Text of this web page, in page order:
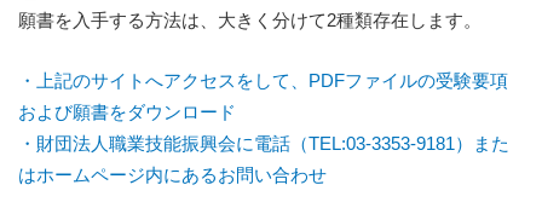
願書を入手する方法は、大きく分けて2種類存在します。
・上記のサイトへアクセスをして、PDFファイルの受験要項
および願書をダウンロード
・財団法人職業技能振興会に電話（TEL:03-3353-9181）また
はホームページ内にあるお問い合わせ